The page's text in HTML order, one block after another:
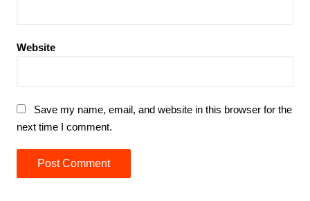
Website
Save my name, email, and website in this browser for the
next time I comment.